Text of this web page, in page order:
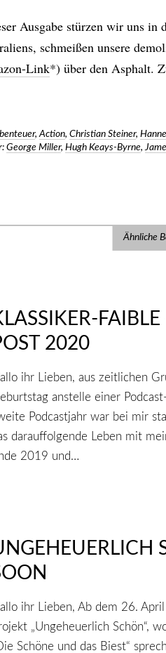
Ausgabe stürzen wir uns in
schmeißen unsere
Link*) über den Asphalt.
,Action,Christian Steiner,
George Miller,Hugh Keays-Byrne,
Ähnliche
2020
ihr Lieben, aus zeitlichen
anstelle einer
Podcastjahr war bei mir
darauffolgende Leben mit
2019 und…
ihr Lieben, Ab dem 26.
„Ungeheuerlich Schön“,
Schöne und das Biest“